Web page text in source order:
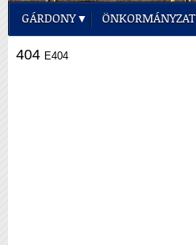
GÁRDONY ÖNKORMÁNYZAT
404 E404